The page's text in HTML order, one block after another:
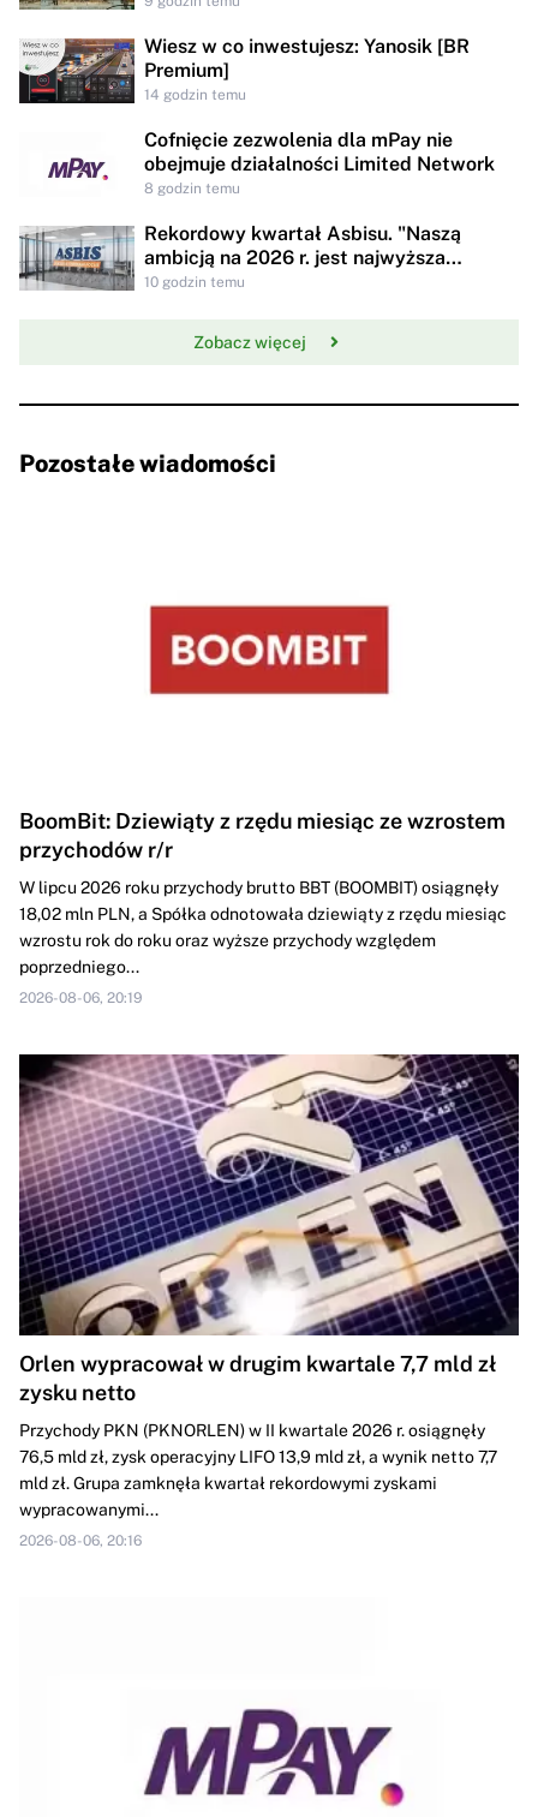
Wiesz w co inwestujesz: Yanosik [BR
Premium]
14 godzin temu
Cofnięcie zezwolenia dla mPay nie
obejmuje działalności Limited Network
8 godzin temu
Rekordowy kwartał Asbisu. "Naszą
ambicją na 2026 r. jest najwyższa
rentowności w historii"
10 godzin temu
Zobacz więcej
Pozostałe wiadomości
BoomBit: Dziewiąty z rzędu miesiąc ze wzrostem
przychodów r/r
W lipcu 2026 roku przychody brutto BBT (BOOMBIT) osiągnęły
18,02 mln PLN, a Spółka odnotowała dziewiąty z rzędu miesiąc
wzrostu rok do roku oraz wyższe przychody względem
poprzedniego...
2026-08-06, 20:19
Orlen wypracował w drugim kwartale 7,7 mld zł
zysku netto
Przychody PKN (PKNORLEN) w II kwartale 2026 r. osiągnęły
76,5 mld zł, zysk operacyjny LIFO 13,9 mld zł, a wynik netto 7,7
mld zł. Grupa zamknęła kwartał rekordowymi zyskami
wypracowanymi...
2026-08-06, 20:16